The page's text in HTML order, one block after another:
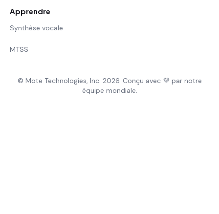
Apprendre
Synthèse vocale
MTSS
© Mote Technologies, Inc. 2026. Conçu avec 💜 par notre
équipe mondiale.